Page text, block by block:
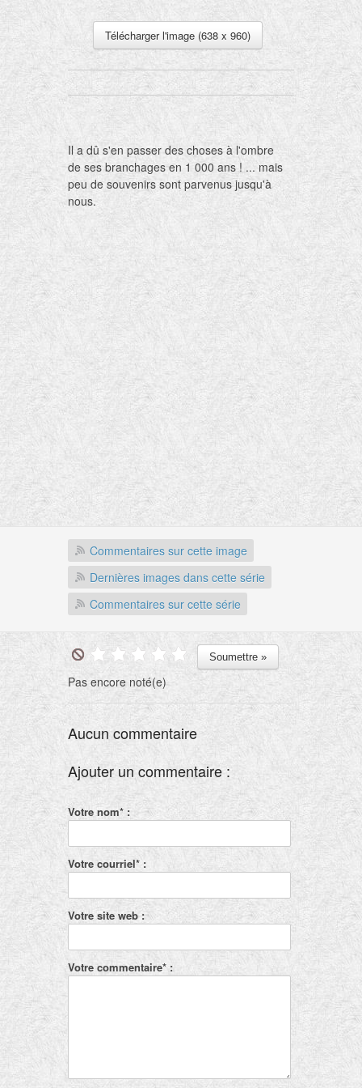
Télécharger l'image (638 x 960)
Il a dû s'en passer des choses à l'ombre
de ses branchages en 1 000 ans ! ... mais
peu de souvenirs sont parvenus jusqu'à
nous.
Commentaires sur cette image
Dernières images dans cette série
Commentaires sur cette série
Pas encore noté(e)
Aucun commentaire
Ajouter un commentaire :
Votre nom* :
Votre courriel* :
Votre site web :
Votre commentaire* :